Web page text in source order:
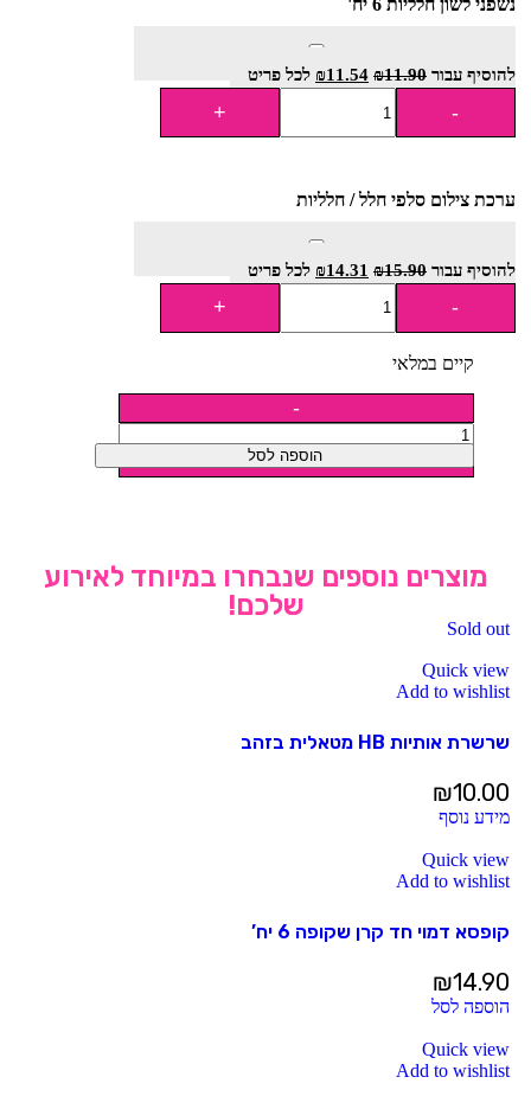
נשפני לשון חלליות 6 יח'
להוסיף⁦⁩ עבור ₪11.90
₪11.54 לכל פריט
ערכת צילום סלפי חלל / חלליות
להוסיף⁦⁩ עבור ₪15.90
₪14.31 לכל פריט
קיים במלאי
הוספה לסל
מוצרים נוספים שנבחרו במיוחד לאירוע
שלכם!
Sold out
Quick view
Add to wishlist
שרשרת אותיות HB מטאלית בזהב
₪10.00
מידע נוסף
Quick view
Add to wishlist
קופסא דמוי חד קרן שקופה 6 יח’
₪14.90
הוספה לסל
Quick view
Add to wishlist